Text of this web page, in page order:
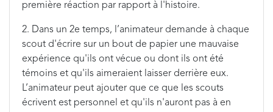
première réaction par rapport à l'histoire.
2. Dans un 2e temps, l’animateur demande à chaque
scout d'écrire sur un bout de papier une mauvaise
expérience qu'ils ont vécue ou dont ils ont été
témoins et qu'ils aimeraient laisser derrière eux.
L’animateur peut ajouter que ce que les scouts
écrivent est personnel et qu'ils n'auront pas à en